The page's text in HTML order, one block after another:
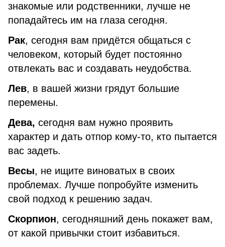
знакомые или родственники, лучше не
попадайтесь им на глаза сегодня.
Рак, сегодня вам придётся общаться с
человеком, который будет постоянно
отвлекать вас и создавать неудобства.
Лев, в вашей жизни грядут большие
перемены.
Дева, сегодня вам нужно проявить
характер и дать отпор кому-то, кто пытается
вас задеть.
Весы, не ищите виноватых в своих
проблемах. Лучше попробуйте изменить
свой подход к решению задач.
Скорпион, сегодняшний день покажет вам,
от какой привычки стоит избавиться.